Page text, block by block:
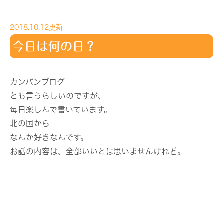
2018.10.12更新
今日は何の日？
カンバンブログ
とも言うらしいのですが、
毎日楽しんで書いています。
北の国から
なんか好きなんです。
お話の内容は、全部いいとは思いませんけれど。